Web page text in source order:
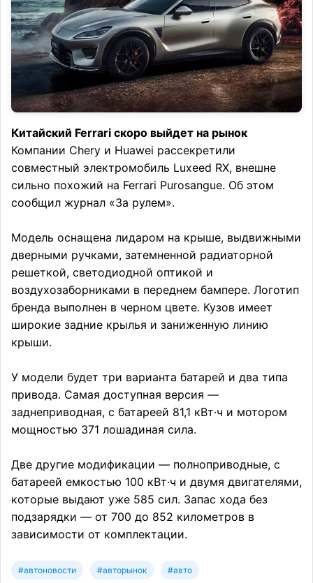
Китайский Ferrari скоро выйдет на рынок
Компании Chery и Huawei рассекретили
совместный электромобиль Luxeed RX, внешне
сильно похожий на Ferrari Purosangue. Об этом
сообщил журнал «За рулем».
Модель оснащена лидаром на крыше, выдвижными
дверными ручками, затемненной радиаторной
решеткой, светодиодной оптикой и
воздухозаборниками в переднем бампере. Логотип
бренда выполнен в черном цвете. Кузов имеет
широкие задние крылья и заниженную линию
крыши.
У модели будет три варианта батарей и два типа
привода. Самая доступная версия —
заднеприводная, с батареей 81,1 кВт·ч и мотором
мощностью 371 лошадиная сила.
Две другие модификации — полноприводные, с
батареей емкостью 100 кВт·ч и двумя двигателями,
которые выдают уже 585 сил. Запас хода без
подзарядки — от 700 до 852 километров в
зависимости от комплектации.
#автоновости #авторынок #авто